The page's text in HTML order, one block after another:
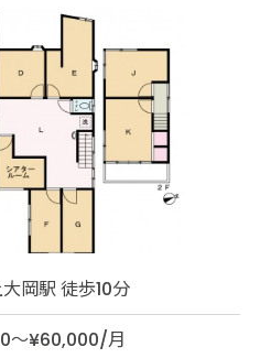
岡駅 徒歩10分
～¥60,000/月